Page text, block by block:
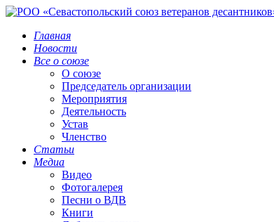
Главная
Новости
Все о союзе
О союзе
Председатель организации
Мероприятия
Деятельность
Устав
Членство
Статьи
Медиа
Видео
Фотогалерея
Песни о ВДВ
Книги